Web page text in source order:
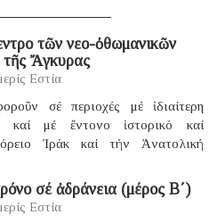
τῶν νεο-ὀθωμανικῶν
τῆς Ἄγκυρας
Εστία
σέ περιοχές μέ ἰδιαίτερη
καί μέ ἔντονο ἱστορικό καί
Ἰράκ καί τήν Ἀνατολική
σέ ἀδράνεια (μέρος B΄)
Εστία